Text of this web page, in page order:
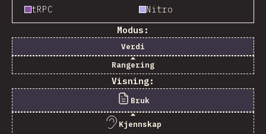
tRPC
Nitro
Modus:
Verdi
Rangering
Visning:
Bruk
Kjennskap